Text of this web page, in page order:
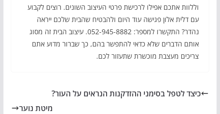
וללוות אתכם אפילו לרכישת פרטי העיצוב השונים. רוצים לקבוע
עם דלית אלון פגישה עוד היום ולהבטיח שהבית שלכם ייראה
נהדר? התקשרו למספר: 052-945-8882. עיצוב הבית זה מסוג
אותם הדברים שלא כדאי להתפשר בהם, כך שברור מדוע אתם
צריכים מעצבת מוכשרת שתעזור לכם.
כיצד לטפל בסימני ההזדקנות הנראים על העור?
מיטת נוער